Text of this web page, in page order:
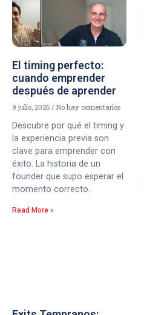
El timing perfecto:
cuando emprender
después de aprender
9 julio, 2026 No hay comentarios
Descubre por qué el timing y
la experiencia previa son
clave para emprender con
éxito. La historia de un
founder que supo esperar el
momento correcto.
Read More »